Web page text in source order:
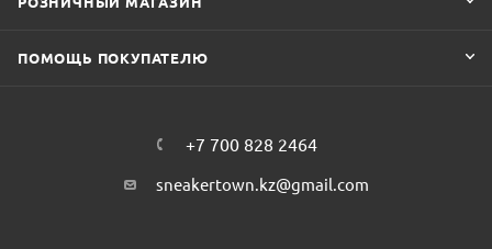
ПОМОЩЬ ПОКУПАТЕЛЮ
+7 700 828 2464
sneakertown.kz@gmail.com